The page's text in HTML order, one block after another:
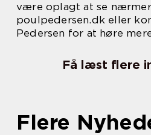
være oplagt at se
poulpedersen.dk eller
Pedersen for at høre
Få læst flere
Flere